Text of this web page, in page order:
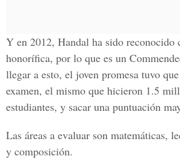
Y en 2012, Handal ha sido reconocido
honorífica, por lo que es un
llegar a esto, el joven promesa tuvo
examen, el mismo que hicieron 1.5
estudiantes, y sacar una puntuación
Las áreas a evaluar son matemáticas,
y composición.